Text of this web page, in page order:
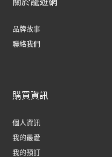
品牌故事
聯絡我們
購買資訊
個人資訊
我的最愛
我的預訂